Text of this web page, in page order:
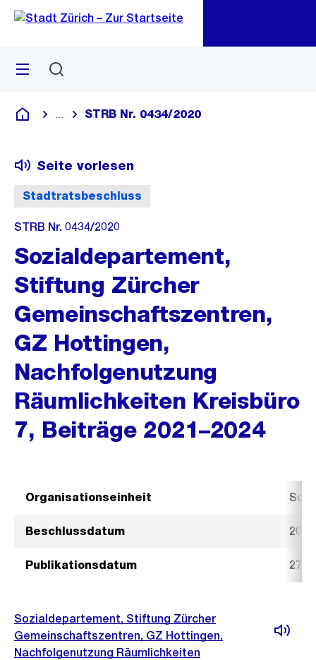
Navigation
Sprunglink
Menü
Deutsch
Blende alle Breadcrumbs ein
STRB Nr. 0434/2020
Stadtratsbeschluss
Seite vorlesen
STRB Nr. 0434/2020
Sozialdepartement,
Stiftung Zürcher
Gemeinschaftszentren,
GZ Hottingen,
Nachfolgenutzung
Räumlichkeiten Kreisbüro
7, Beiträge 2021–2024
Organisationseinheit
Beschlussdatum 20.
Publikationsdatum 27.
Sozialdepartement, Stiftung Zürcher
Gemeinschaftszentren, GZ Hottingen,
Nachfolgenutzung Räumlichkeiten